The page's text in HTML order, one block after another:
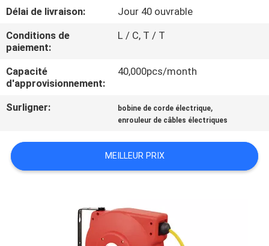
CONTRÔLE
DE
QUALITÉ
NOUS
NOUVELLES
DEMANDER
Délai de livraison:
Jour 40 ouvrable
Conditions de
paiement:
L / C, T / T
Capacité
d'approvisionnement:
40,000pcs/month
Surligner: bobine de corde électrique,
enrouleur de câbles électriques
MEILLEUR PRIX